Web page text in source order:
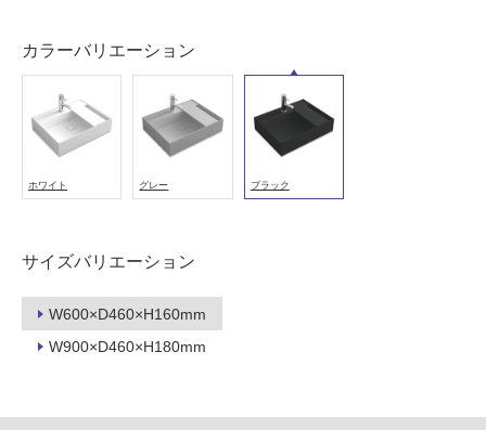
カラーバリエーション
ホワイト グレー ブラック
サイズバリエーション
W600×D460×H160mm
W900×D460×H180mm